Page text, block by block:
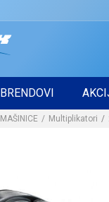
BRENDOVI
MAŠINICE Multiplikatori